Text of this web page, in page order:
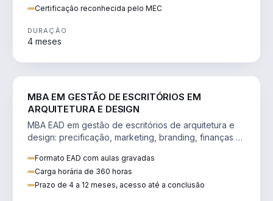
Certificação reconhecida pelo MEC
DURAÇÃO
4 meses
MBA EM GESTÃO DE ESCRITÓRIOS EM
ARQUITETURA E DESIGN
MBA EAD em gestão de escritórios de arquitetura e
design: precificação, marketing, branding, finanças e
Formato EAD com aulas gravadas
Carga horária de 360 horas
Prazo de 4 a 12 meses, acesso até a conclusão